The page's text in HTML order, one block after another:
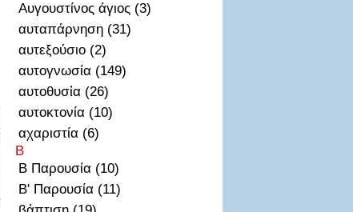
Αυγουστίνος άγιος (3)
αυταπάρνηση (31)
αυτεξούσιο (2)
αυτογνωσία (149)
αυτοθυσἰα (26)
αυτοκτονία (10)
αχαριστία (6)
Β
Β Παρουσία (10)
Β' Παρουσία (11)